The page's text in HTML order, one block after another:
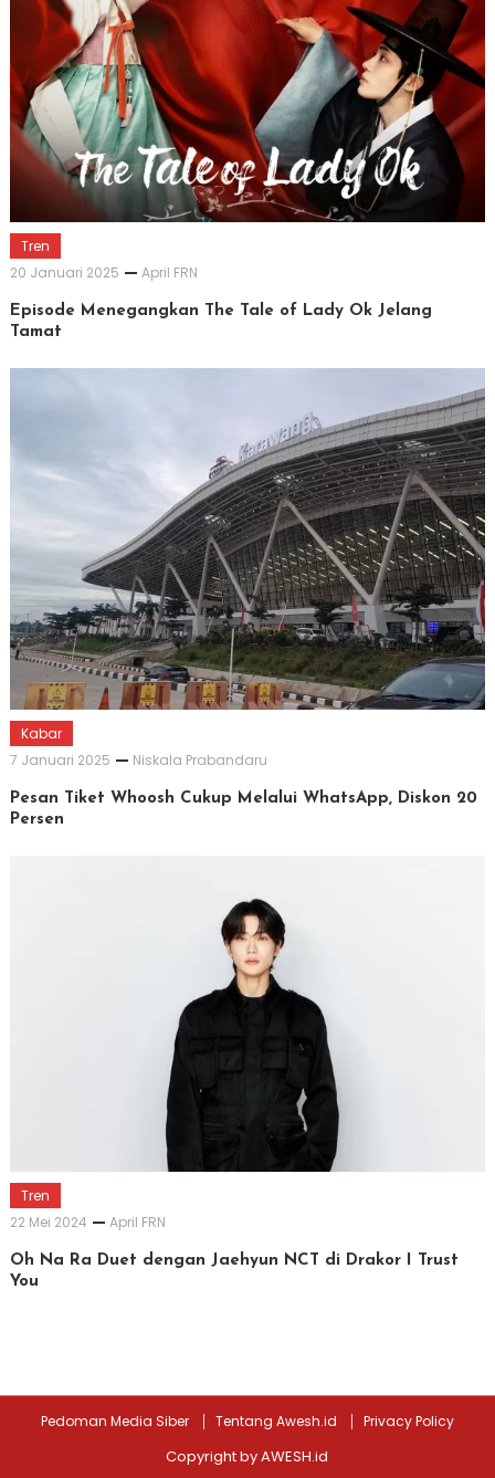
Tren
20 Januari 2025
April FRN
Episode Menegangkan The Tale of Lady Ok Jelang
Tamat
Kabar
7 Januari 2025
Niskala Prabandaru
Pesan Tiket Whoosh Cukup Melalui WhatsApp, Diskon 20
Persen
Tren
22 Mei 2024
April FRN
Oh Na Ra Duet dengan Jaehyun NCT di Drakor I Trust
You
Pedoman Media Siber Tentang Awesh.id Privacy Policy
Copyright by AWESH.id